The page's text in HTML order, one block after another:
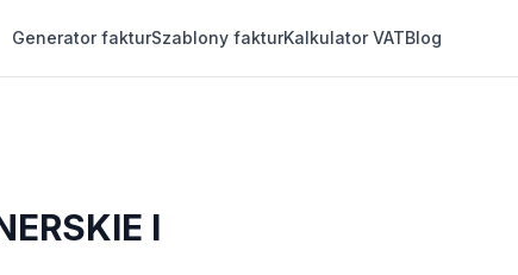
Generator fakturSzablony fakturKalkulator VATBlog
I